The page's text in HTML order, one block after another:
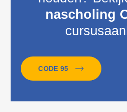
nascholing
CODE 95